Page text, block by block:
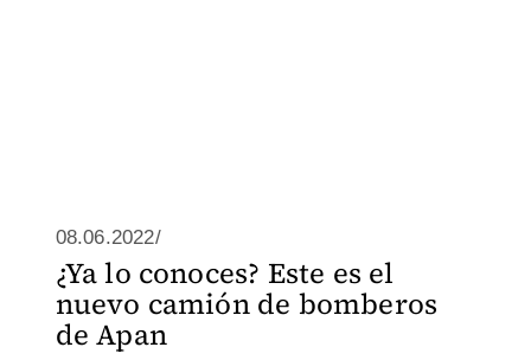
08.06.2022/
¿Ya lo conoces? Este es el
nuevo camión de bomberos
de Apan